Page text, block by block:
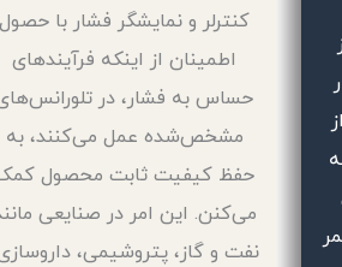
کنترلر و نمایشگر فشار با حصول
اطمینان از اینکه فرآیندهای
حساس به فشار، در
مشخص‌شده عمل می‌کنند، به
حفظ کیفیت ثابت محصول
می‌کنن. این امر در صنایعی
نفت و گاز، پتروشیمی،